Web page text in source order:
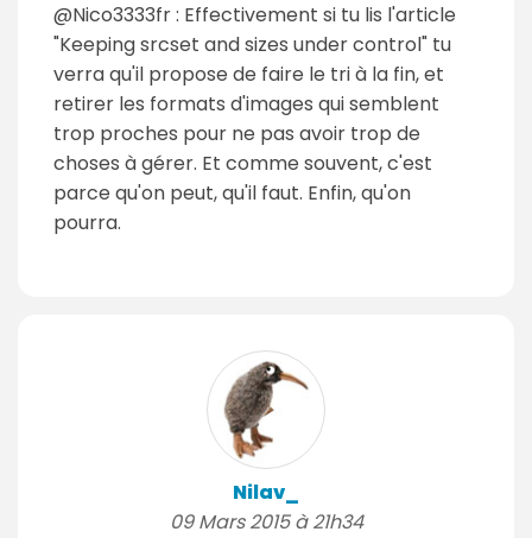
@Nico3333fr : Effectivement si tu lis l'article
"Keeping srcset and sizes under control" tu
verra qu'il propose de faire le tri à la fin, et
retirer les formats d'images qui semblent
trop proches pour ne pas avoir trop de
choses à gérer. Et comme souvent, c'est
parce qu'on peut, qu'il faut. Enfin, qu'on
pourra.
Nilav_
09 Mars 2015 à 21h34